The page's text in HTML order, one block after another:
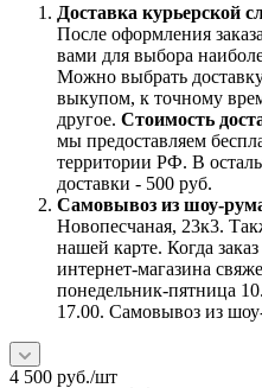
Доставка курьерской
После оформления
вами для выбора
Можно выбрать
выкупом, к точному
другое. Стоимость
мы предоставляем
территории РФ. В
доставки - 500 руб.
Самовывоз из шоу-
Новопесчаная, 23к3.
нашей карте. Когда
интернет-магазина
понедельник-пятница
17.00. Самовывоз из
4 500 руб./шт